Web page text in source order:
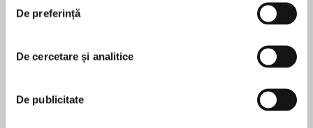
De preferință
De cercetare și analitice
De publicitate
novels for English language learners. These
language targeted at learners of English.
Famous scientists from around the world are
pentru această carte
Agatha Christie is known throughout the world as